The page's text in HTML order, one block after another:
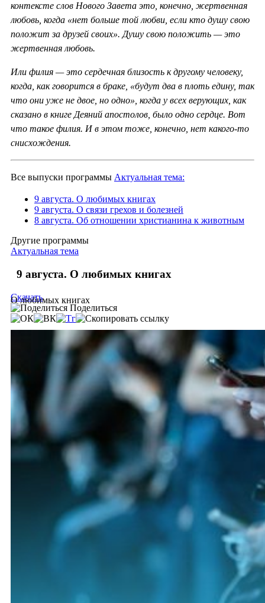
контексте слов Нового Завета это, конечно, жертвенная
любовь, когда «нет больше той любви, если кто душу свою
положит за друзей своих». Душу свою положить — это
жертвенная любовь.
Или филия — это сердечная близость к другому человеку,
когда, как говорится в браке, «будут два в плоть едину, так
что они уже не двое, но одно», когда у всех верующих, как
сказано в книге Деяний апостолов, было одно сердце. Вот
что такое филия. И в этом тоже, конечно, нет какого-то
снисхождения.
Все выпуски программы Актуальная тема:
9 августа. О любимых книгах
9 августа. О связи грехов и болезней
8 августа. Об отношении христианина к животным
Другие программы
Актуальная тема
9 августа. О любимых книгах
О любимых книгах
Скачать
Поделиться